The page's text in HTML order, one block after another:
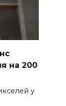
на 200
у